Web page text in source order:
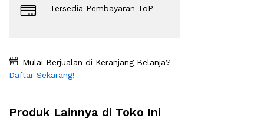
Tersedia Pembayaran ToP
Mulai Berjualan di Keranjang Belanja?
Daftar Sekarang!
Produk Lainnya di Toko Ini